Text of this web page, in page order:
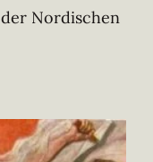
Nordischen